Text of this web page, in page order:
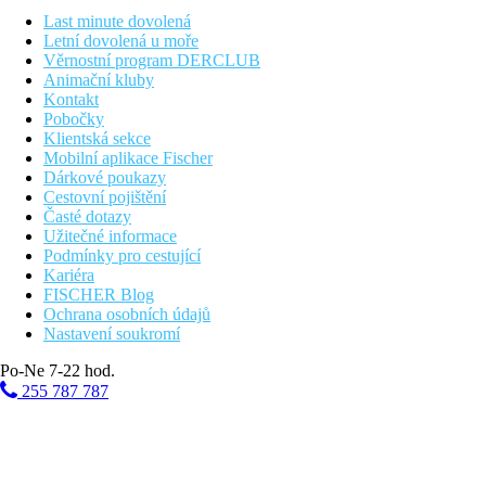
Last minute dovolená
Letní dovolená u moře
Věrnostní program DERCLUB
Animační kluby
Kontakt
Pobočky
Klientská sekce
Mobilní aplikace Fischer
Dárkové poukazy
Cestovní pojištění
Časté dotazy
Užitečné informace
Podmínky pro cestující
Kariéra
FISCHER Blog
Ochrana osobních údajů
Nastavení soukromí
Po-Ne 7-22 hod.
255 787 787